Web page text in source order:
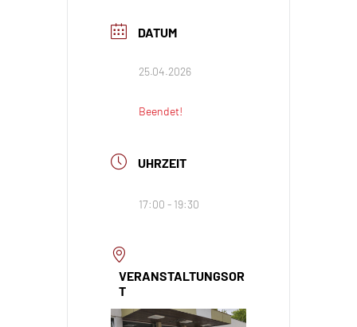
DATUM
25.04.2026
Beendet!
UHRZEIT
17:00 - 19:30
VERANSTALTUNGSOR
T